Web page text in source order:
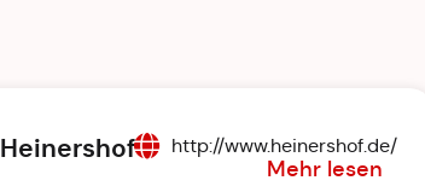
Heinershof http://www.heinershof.de/
Mehr lesen